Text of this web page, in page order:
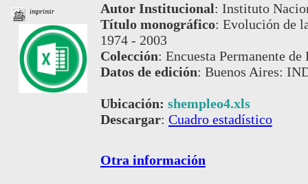
imprimir Autor Institucional: Instituto
Título monográfico: Evolución de
1974 - 2003
Colección: Encuesta Permanente de
Datos de edición: Buenos Aires:
Ubicación: shempleo4.xls
Descargar: Cuadro estadístico
Otra información